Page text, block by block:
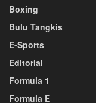
Boxing
Bulu Tangkis
E-Sports
Editorial
Formula 1
Formula E